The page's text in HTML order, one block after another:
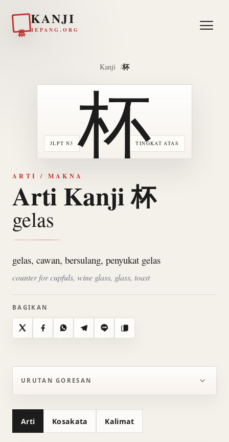
KANJI
JEPANG.ORG
Kanji 杯
JLPT N3 TINGKAT ATAS
杯
ARTI / MAKNA
Arti Kanji 杯
gelas
gelas, cawan, bersulang, penyukat gelas
counter for cupfuls, wine glass, glass, toast
BAGIKAN
X FacebookWhatsAppTelegramLine Salin
URUTAN GORESAN
Arti Kosakata Kalimat